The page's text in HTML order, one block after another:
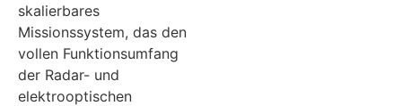
skalierbares
Missionssystem, das den
vollen Funktionsumfang
der Radar- und
elektrooptischen